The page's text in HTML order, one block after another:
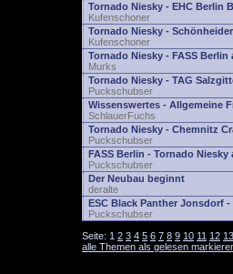
Tornado Niesky - EHC Berlin
Kufenschoner
Tornado Niesky -
Kufenschoner
Tornado Niesky - FASS Berlin
Murks
Tornado Niesky - TAG
Puckschubser
Wissenswertes - Allgemeine
SchlauerFuchs
Tornado Niesky - Chemnitz
Puckschubser
FASS Berlin - Tornado Niesky
Puckschubser
Der Neubau beginnt
deralte
ESC Black Panther Jonsdorf -
Puckschubser
Seite: 1 2 3 4 5 6 7 8 9 10 11 12 13
alle Themen als gelesen